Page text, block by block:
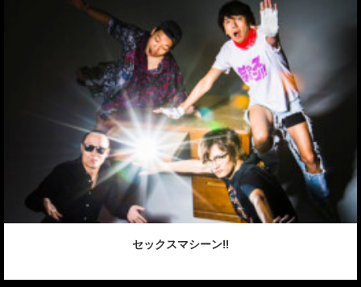
セックスマシーン!!